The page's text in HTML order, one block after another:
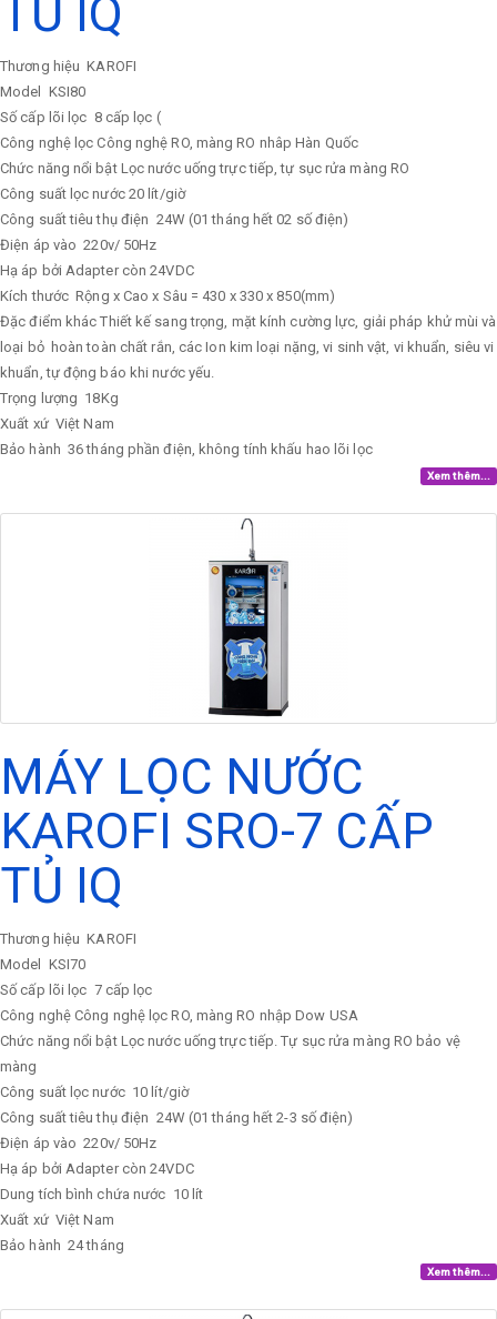
TỦ IQ
Thương hiệu KAROFI
Model
KSI80
Số cấp lõi lọc 8 cấp lọc (
Công nghệ lọc Công nghệ RO, màng RO nhâp Hàn Quốc
Chức năng nổi bật Lọc nước uống trực tiếp, tự sục rửa màng RO
Công suất lọc nước 20 lít/giờ
Công suất tiêu thụ điện 24W (01 tháng hết 02 số điện)
Điện áp vào 220v/ 50Hz
Hạ áp bởi Adapter còn 24VDC
Kích thước Rộng x Cao x Sâu = 430 x 330 x 850(mm)
Đặc điểm khác Thiết kế sang trọng, mặt kính cường lực, giải pháp khử mùi và
loại bỏ hoàn toàn chất rắn, các Ion kim loại nặng, vi sinh vật, vi khuẩn, siêu vi
khuẩn, tự động báo khi nước yếu.
Trọng lượng 18Kg
Xuất xứ Việt Nam
Bảo hành 36 tháng phần điện, không tính khấu hao lõi lọc
Xem thêm...
MÁY LỌC NƯỚC
KAROFI SRO-7 CẤP
TỦ IQ
Thương hiệu KAROFI
Model KSI70
Số cấp lõi lọc 7 cấp lọc
Công nghệ Công nghệ lọc RO, màng RO nhập Dow USA
Chức năng nổi bật Lọc nước uống trực tiếp. Tự sục rửa màng RO bảo vệ
màng
Công suất lọc nước 10 lít/giờ
Công suất tiêu thụ điện 24W (01 tháng hết 2-3 số điện)
Điện áp vào 220v/ 50Hz
Hạ áp bởi Adapter còn 24VDC
Dung tích bình chứa nước 10 lít
Xuất xứ Việt Nam
Bảo hành 24 tháng
Xem thêm...